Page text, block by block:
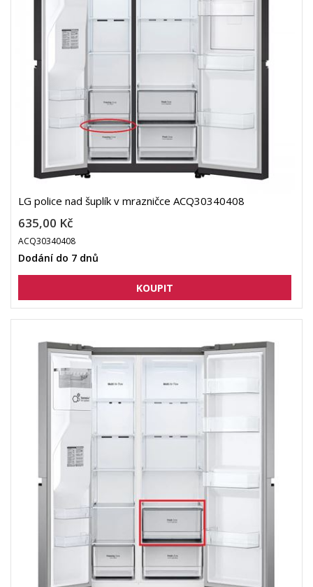
LG police nad šuplík v mrazničce ACQ30340408
635,00 Kč
ACQ30340408
Dodání do 7 dnů